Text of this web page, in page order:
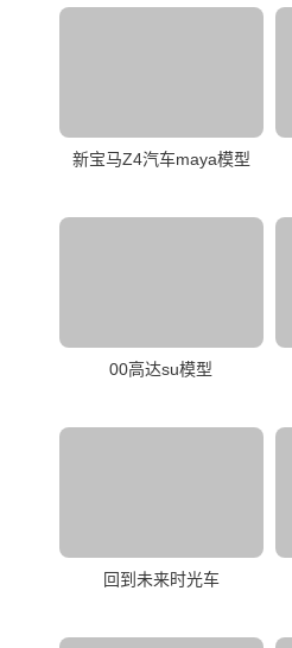
新宝马Z4汽车maya模型
00高达su模型
回到未来时光车